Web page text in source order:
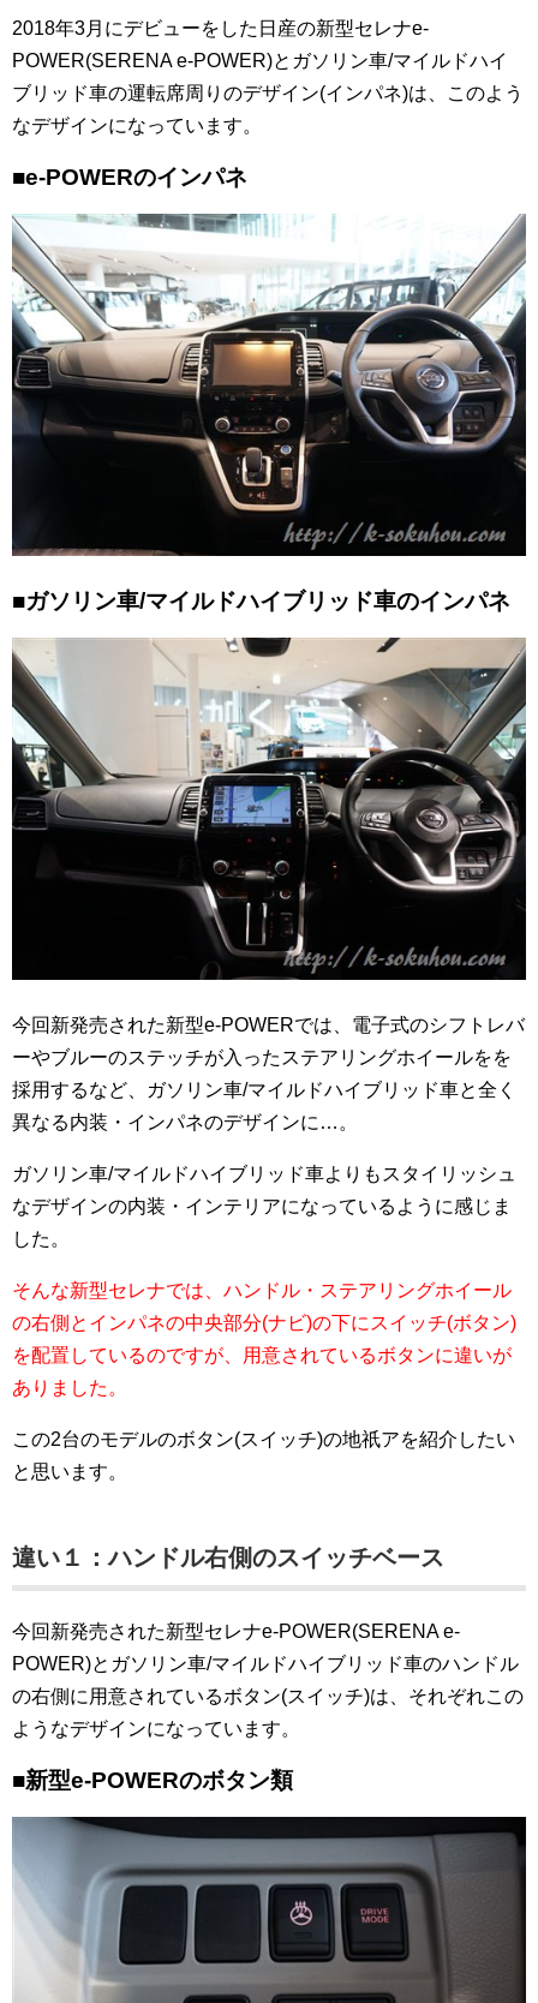
2018年3月にデビューをした日産の新型セレナe-
POWER(SERENA e-POWER)とガソリン車/マイルドハイ
ブリッド車の運転席周りのデザイン(インパネ)は、このよう
なデザインになっています。
■e-POWERのインパネ
■ガソリン車/マイルドハイブリッド車のインパネ
今回新発売された新型e-POWERでは、電子式のシフトレバ
ーやブルーのステッチが入ったステアリングホイールをを
採用するなど、ガソリン車/マイルドハイブリッド車と全く
異なる内装・インパネのデザインに…。
ガソリン車/マイルドハイブリッド車よりもスタイリッシュ
なデザインの内装・インテリアになっているように感じま
した。
そんな新型セレナでは、ハンドル・ステアリングホイール
の右側とインパネの中央部分(ナビ)の下にスイッチ(ボタン)
を配置しているのですが、用意されているボタンに違いが
ありました。
この2台のモデルのボタン(スイッチ)の地祇アを紹介したい
と思います。
違い１：ハンドル右側のスイッチベース
今回新発売された新型セレナe-POWER(SERENA e-
POWER)とガソリン車/マイルドハイブリッド車のハンドル
の右側に用意されているボタン(スイッチ)は、それぞれこの
ようなデザインになっています。
■新型e-POWERのボタン類